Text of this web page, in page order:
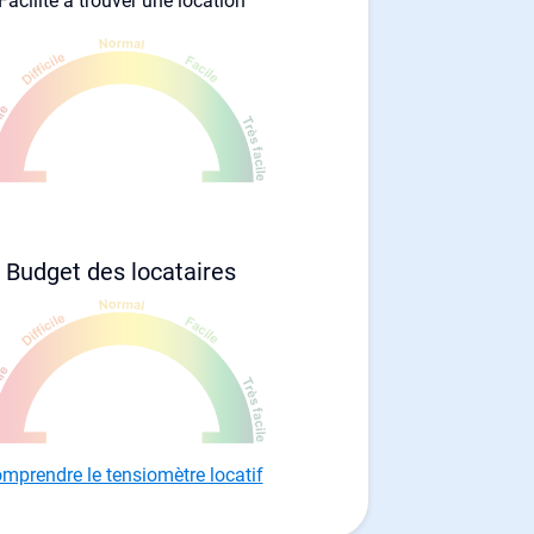
Budget des locataires
le tensiomètre locatif